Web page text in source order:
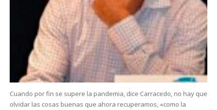
Cuando por fin se supere la pandemia, dice Carracedo, no hay que
olvidar las cosas buenas que ahora recuperamos, «como la